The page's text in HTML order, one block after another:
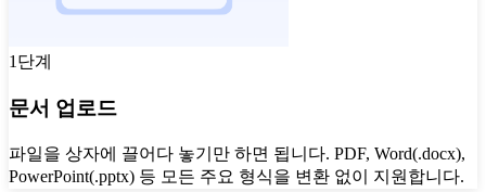
1단계
문서 업로드
파일을 상자에 끌어다 놓기만 하면 됩니다. PDF, Word(.docx),
PowerPoint(.pptx) 등 모든 주요 형식을 변환 없이 지원합니다.